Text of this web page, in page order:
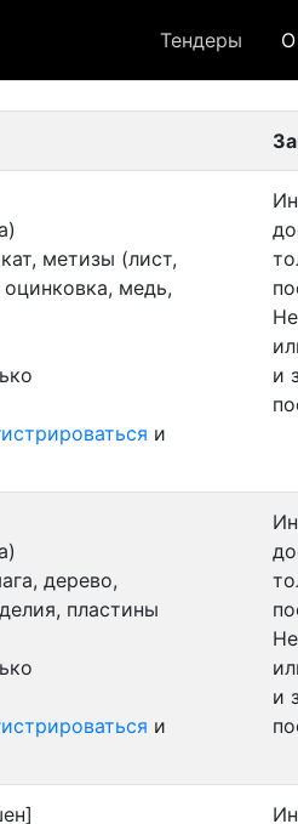
Тендеры О
метизы (лист,
медь,
и
и
дерево,
пластины
и
и